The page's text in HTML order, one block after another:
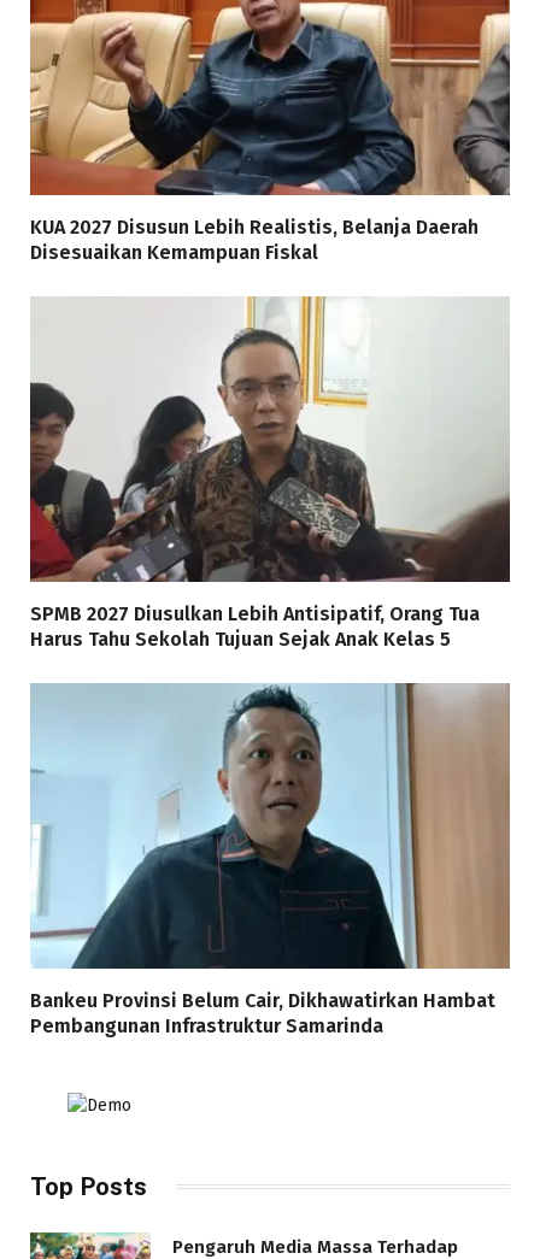
KUA 2027 Disusun Lebih Realistis, Belanja Daerah
Disesuaikan Kemampuan Fiskal
SPMB 2027 Diusulkan Lebih Antisipatif, Orang Tua
Harus Tahu Sekolah Tujuan Sejak Anak Kelas 5
Bankeu Provinsi Belum Cair, Dikhawatirkan Hambat
Pembangunan Infrastruktur Samarinda
Top Posts
Pengaruh Media Massa Terhadap